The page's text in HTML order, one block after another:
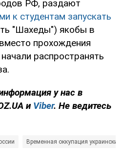
РФ, раздают
к студентам запускать
"Шахеды") якобы в
прохождения
распространять
у нас в
и Viber. Не ведитесь
Временная оккупация украинских